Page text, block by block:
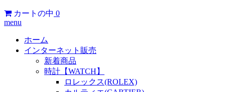
カートの中 0
menu
ホーム
インターネット販売
新着商品
時計【WATCH】
ロレックス(ROLEX)